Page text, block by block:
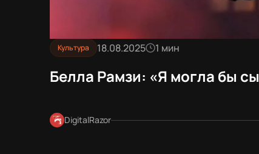
Культура 18.08.2025 1 мин
Белла Рамзи: «Я могла бы
DigitalRazor